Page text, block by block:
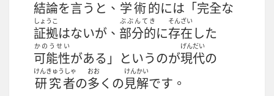
結論を言うと、 学術的には「完全な
証拠
しょうこ
はないが、 部分的
ぶぶんてき
に存在
そんざい
した
可能性
かのうせい
がある」というのが現代
げんだい
の
研究者
けんきゅうしゃ
の多
おお
くの見解
けんかい
です。